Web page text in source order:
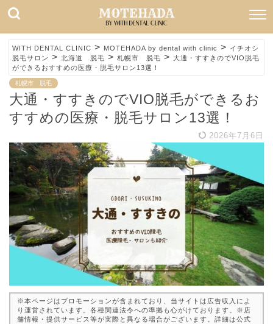
WITH DENTAL CLINIC > MOTEHADA by dental with clinic > イチオシ
脱毛サロン > 北海道 脱毛 > 札幌市 脱毛 > 大通・すすきのでVIO脱毛
ができるおすすめの医療・脱毛サロン13選！
札幌市 脱毛
大通・すすきのでVIO脱毛ができるお
すすめの医療・脱毛サロン13選！
2026年7月6日
※本ページはプロモーションが含まれており、当サイトは広告収入によ
り運営されています。各種関連法令への準拠も心がけております。※店
舗情報・提供サービス等が実際と異なる場合がございます。詳細は公式